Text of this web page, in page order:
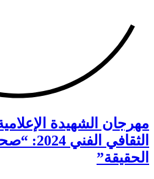
مهرجان الشهيدة
الثقافي
الحقيقة”